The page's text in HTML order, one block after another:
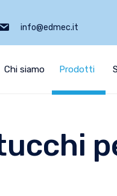
info@edmec.it
Chi siamo Prodotti